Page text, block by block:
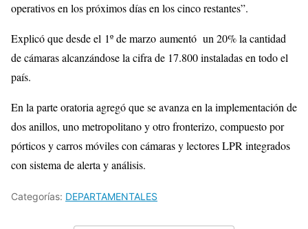
operativos en los próximos días en los cinco restantes”.
Explicó que desde el 1º de marzo aumentó un 20% la cantidad
de cámaras alcanzándose la cifra de 17.800 instaladas en todo el
país.
En la parte oratoria agregó que se avanza en la implementación de
dos anillos, uno metropolitano y otro fronterizo, compuesto por
pórticos y carros móviles con cámaras y lectores LPR integrados
con sistema de alerta y análisis.
Categorías: DEPARTAMENTALES